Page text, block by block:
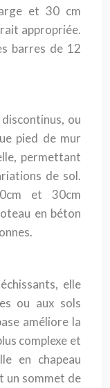
et 30 cm
appropriée.
barres de 12
ou
pied de mur
permettant
de sol.
et 30cm
en béton
elle
ou aux sols
améliore la
complexe et
en chapeau
un sommet de